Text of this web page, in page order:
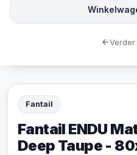
Fantail
Fantail ENDU
Deep Taupe -